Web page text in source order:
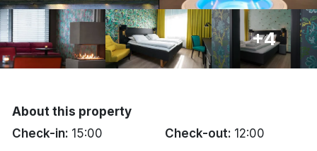
Oslo
Bergen
+4
About this property
Check-in: 15:00 Check-out: 12:00